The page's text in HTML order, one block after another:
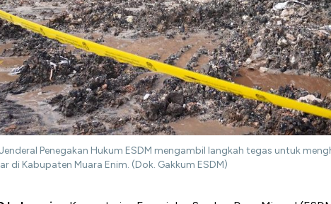
Penegakan Hukum ESDM mengambil langkah tegas untuk
di Kabupaten Muara Enim. (Dok. Gakkum ESDM)